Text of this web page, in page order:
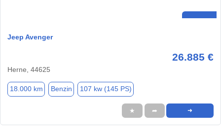
Jeep Avenger
26.885 €
Herne, 44625
18.000 km Benzin 107 kw (145 PS)
★ ➦ ➜